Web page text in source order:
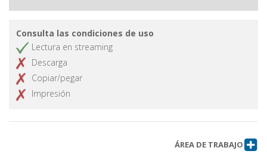
Consulta las condiciones de uso
Lectura en streaming
Descarga
Copiar/pegar
Impresión
ÁREA DE TRABAJO